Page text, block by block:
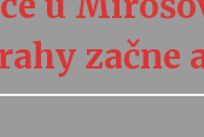
8.
začne